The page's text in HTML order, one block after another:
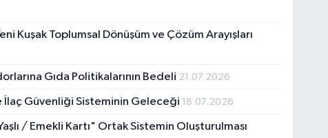
Kuşak Toplumsal Dönüşüm ve Çözüm Arayışları
Gıda Politikalarının Bedeli 21.07.2026
İlaç Güvenliği Sisteminin Geleceği 18.07.2026
/ Emekli Kartı" Ortak Sistemin Oluşturulması